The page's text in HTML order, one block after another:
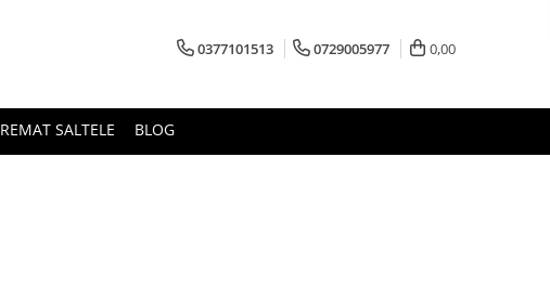
0377101513 0729005977 0,00
REMAT SALTELE BLOG